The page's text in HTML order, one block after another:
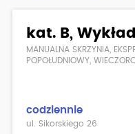
kat. B,
MANUALNA SKRZYNIA,
POPOŁUDNIOWY,
codziennie
ul. Sikorskiego 26